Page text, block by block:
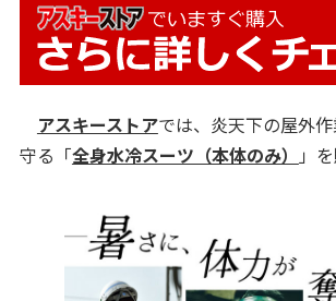
アスキーストアでは、炎天下の屋外
守る「全身水冷スーツ（本体のみ） 」